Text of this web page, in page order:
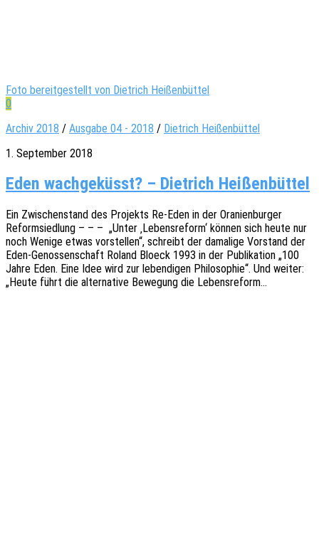
Foto bereitgestellt von Dietrich Heißenbüttel
0
Archiv 2018 / Ausgabe 04 - 2018 / Dietrich Heißenbüttel
1. September 2018
Eden wachgeküsst? – Dietrich Heißenbüttel
Ein Zwischen­stand des Projekts Re-Eden in der Orani­en­bur­ger
Reform­sied­lung – – – „Unter ‚Lebens­re­form‘ können sich heute nur
noch Wenige etwas vorstel­len“, schreibt der dama­li­ge Vorstand der
Eden-Genos­­sen­­schaft Roland Bloeck 1993 in der Publi­ka­ti­on „100
Jahre Eden. Eine Idee wird zur leben­di­gen Philo­so­phie“. Und weiter:
„Heute führt die alter­na­ti­ve Bewe­gung die Lebensreform…